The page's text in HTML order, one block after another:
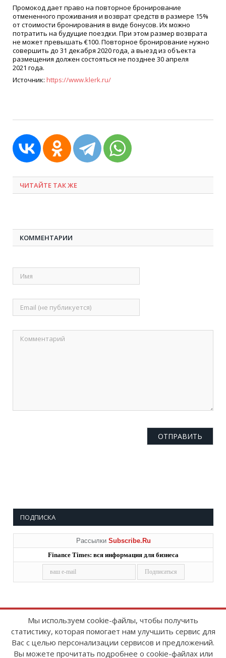
Промокод дает право на повторное бронирование
отмененного проживания и возврат средств в размере 15%
от стоимости бронирования в виде бонусов. Их можно
потратить на будущие поездки. При этом размер возврата
не может превышать €100. Повторное бронирование нужно
совершить до 31 декабря 2020 года, а выезд из объекта
размещения должен состояться не позднее 30 апреля
2021 года.
Источник: https://www.klerk.ru/
ЧИТАЙТЕ ТАК ЖЕ
КОММЕНТАРИИ
ПОДПИСКА
Рассылки Subscribe.Ru
Finance Times: вся информация для бизнеса
Copyright © 2008-2026FinanceTimes
Зарегистрировано в Роскомнадзоре
Свидетельство о регистрации СМИ:
Мы используем cookie-файлы, чтобы получить
статистику, которая помогает нам улучшить сервис для
Вас с целью персонализации сервисов и предложений.
Вы можете прочитать подробнее о cookie-файлах или